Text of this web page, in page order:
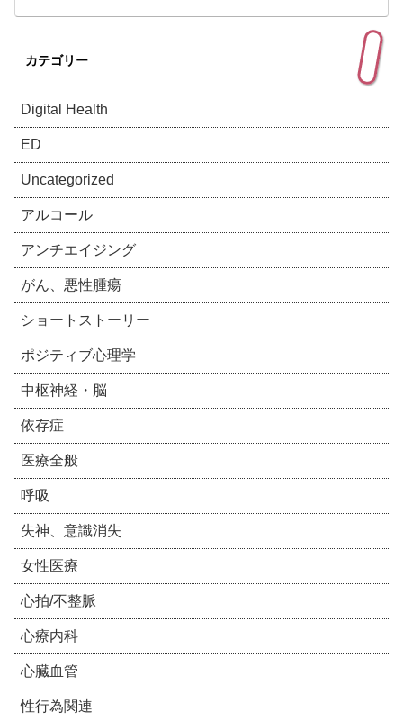
カテゴリー
Digital Health
ED
Uncategorized
アルコール
アンチエイジング
がん、悪性腫瘍
ショートストーリー
ポジティブ心理学
中枢神経・脳
依存症
医療全般
呼吸
失神、意識消失
女性医療
心拍/不整脈
心療内科
心臓血管
性行為関連